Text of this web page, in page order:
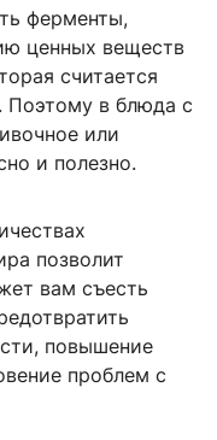
ферменты,
ценных веществ
считается
Поэтому в блюда с
или
и полезно.
позволит
вам съесть
повышение
проблем с